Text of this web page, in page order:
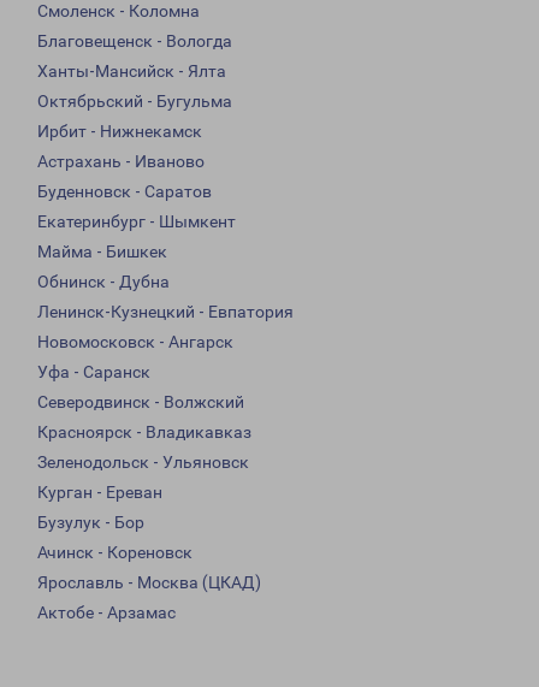
Смоленск - Коломна
Благовещенск - Вологда
Ханты-Мансийск - Ялта
Октябрьский - Бугульма
Ирбит - Нижнекамск
Астрахань - Иваново
Буденновск - Саратов
Екатеринбург - Шымкент
Майма - Бишкек
Обнинск - Дубна
Ленинск-Кузнецкий - Евпатория
Новомосковск - Ангарск
Уфа - Саранск
Северодвинск - Волжский
Красноярск - Владикавказ
Зеленодольск - Ульяновск
Курган - Ереван
Бузулук - Бор
Ачинск - Кореновск
Ярославль - Москва (ЦКАД)
Актобе - Арзамас